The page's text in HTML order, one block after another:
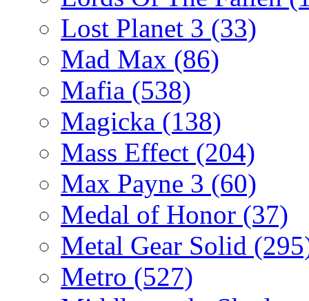
Lost Planet 3 (33)
Mad Max (86)
Mafia (538)
Magicka (138)
Mass Effect (204)
Max Payne 3 (60)
Medal of Honor (37)
Metal Gear Solid
Metro (527)